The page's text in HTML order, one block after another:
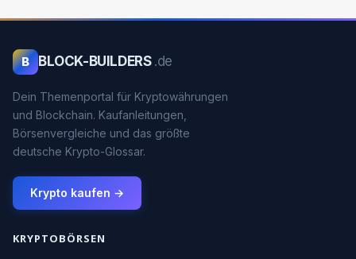
B BLOCK-BUILDERS .de
Dein Themenportal für Kryptowährungen
und Blockchain. Kaufanleitungen,
Börsenvergleiche und das größte
deutsche Krypto-Glossar.
Krypto kaufen →
KRYPTOBÖRSEN